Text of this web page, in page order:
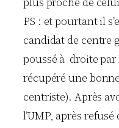
PS : et pourtant il
candidat de centre
poussé à droite par
récupéré une
centriste). Après
l’UMP, après